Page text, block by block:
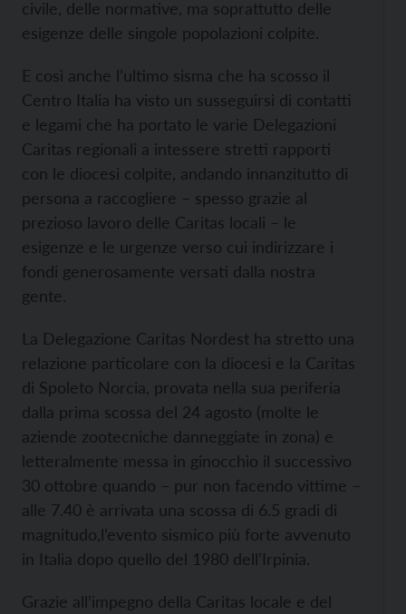
civile, delle normative, ma soprattutto delle
esigenze delle singole popolazioni colpite.
E così anche l’ultimo sisma che ha scosso il
Centro Italia ha visto un susseguirsi di contatti
e legami che ha portato le varie Delegazioni
Caritas regionali a intessere stretti rapporti
con le diocesi colpite, andando innanzitutto di
persona a raccogliere – spesso grazie al
prezioso lavoro delle Caritas locali – le
esigenze e le urgenze verso cui indirizzare i
fondi generosamente versati dalla nostra
gente.
La Delegazione Caritas Nordest ha stretto una
relazione particolare con la diocesi e la Caritas
di Spoleto Norcia, provata nella sua periferia
dalla prima scossa del 24 agosto (molte le
aziende zootecniche danneggiate in zona) e
letteralmente messa in ginocchio il successivo
30 ottobre quando – pur non facendo vittime –
alle 7.40 è arrivata una scossa di 6.5 gradi di
magnitudo,l’evento sismico più forte avvenuto
in Italia dopo quello del 1980 dell’Irpinia.
Grazie all’impegno della Caritas locale e del